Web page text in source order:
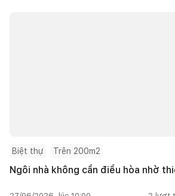
Biệt thự Trên 200m2
Ngôi nhà không cần điều hòa nhờ